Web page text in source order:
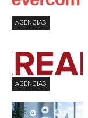
AGENCIAS
AGENCIAS